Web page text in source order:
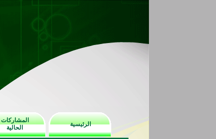
الرئيسية
المشاركات
الحالية